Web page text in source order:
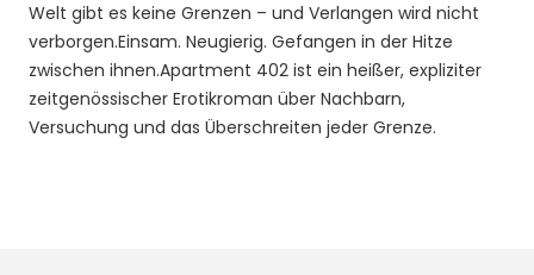
Welt gibt es keine Grenzen – und Verlangen wird nicht
verborgen.Einsam. Neugierig. Gefangen in der Hitze
zwischen ihnen.Apartment 402 ist ein heißer, expliziter
zeitgenössischer Erotikroman über Nachbarn,
Versuchung und das Überschreiten jeder Grenze.